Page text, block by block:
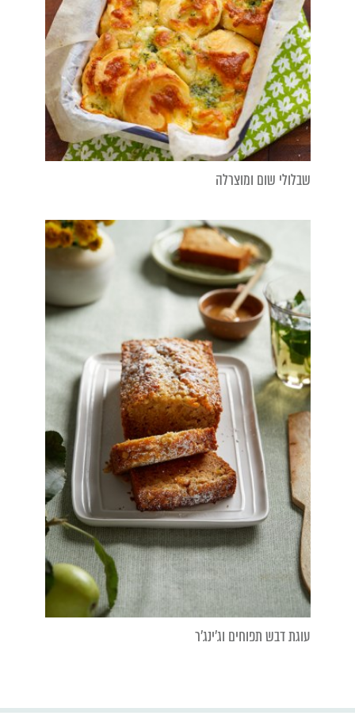
שבלולי שום ומוצרלה
עוגת דבש תפוחים וג'ינג'ר